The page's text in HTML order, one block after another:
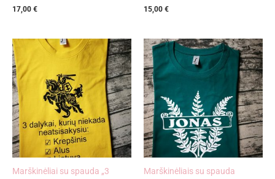
17,00 € 15,00 €
Marškinėliai su spauda „3 Marškinėliais su spauda